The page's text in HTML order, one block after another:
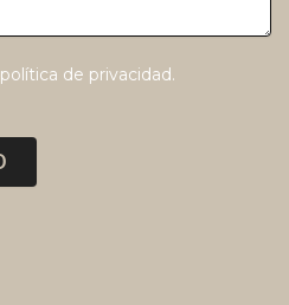
política de privacidad.